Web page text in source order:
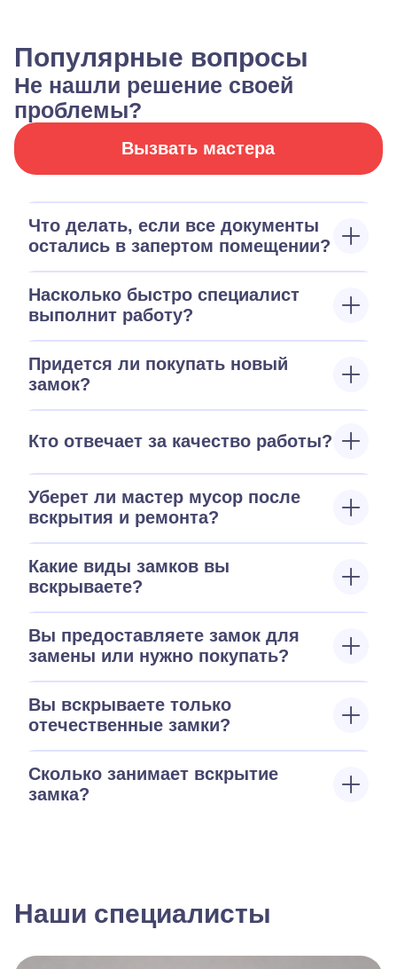
Популярные вопросы
Не нашли решение своей
проблемы?
Вызвать мастера
Что делать, если все документы
остались в запертом помещении?
Насколько быстро специалист
выполнит работу?
Придется ли покупать новый
замок?
Кто отвечает за качество работы?
Уберет ли мастер мусор после
вскрытия и ремонта?
Какие виды замков вы
вскрываете?
Вы предоставляете замок для
замены или нужно покупать?
Вы вскрываете только
отечественные замки?
Сколько занимает вскрытие
замка?
Наши специалисты